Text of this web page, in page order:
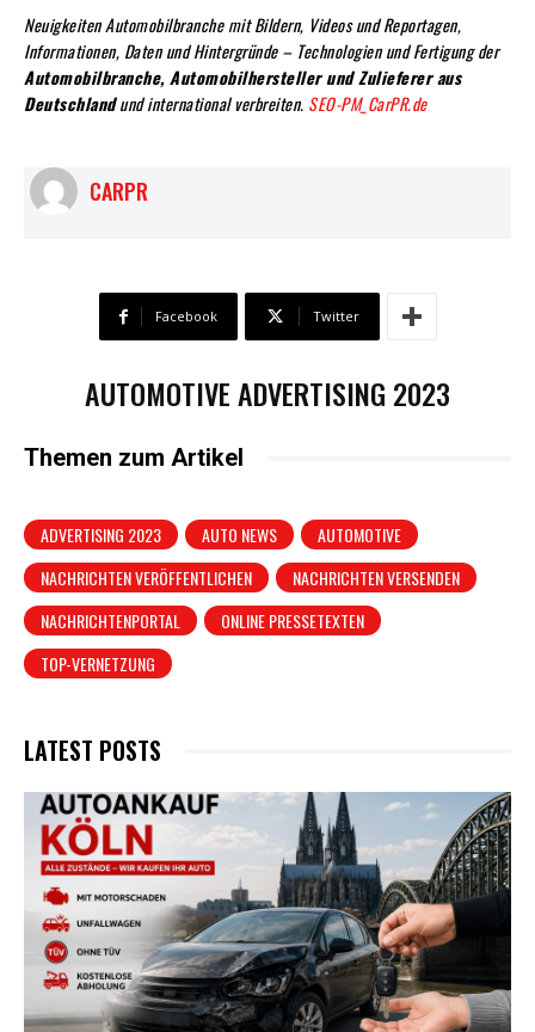
Neuigkeiten Automobilbranche mit Bildern, Videos und Reportagen,
Informationen, Daten und Hintergründe – Technologien und Fertigung der
Automobilbranche, Automobilhersteller und Zulieferer aus
Deutschlandund international verbreiten. SEO-PM_CarPR.de
CARPR
Facebook Twitter
AUTOMOTIVE ADVERTISING 2023
Themen zum Artikel
ADVERTISING 2023 AUTO NEWS
AUTOMOTIVE
NACHRICHTEN VERÖFFENTLICHEN
NACHRICHTEN VERSENDEN
NACHRICHTENPORTAL
ONLINE PRESSETEXTEN
TOP-VERNETZUNG
LATEST POSTS